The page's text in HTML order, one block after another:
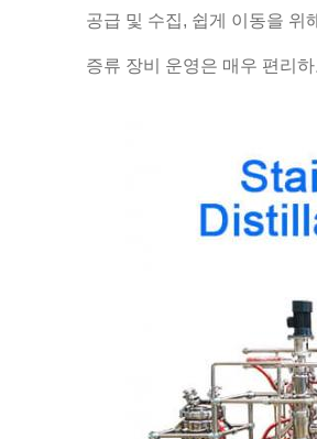
공급 및 수집, 쉽게 이동을 위
증류 장비 운영은 매우 편리